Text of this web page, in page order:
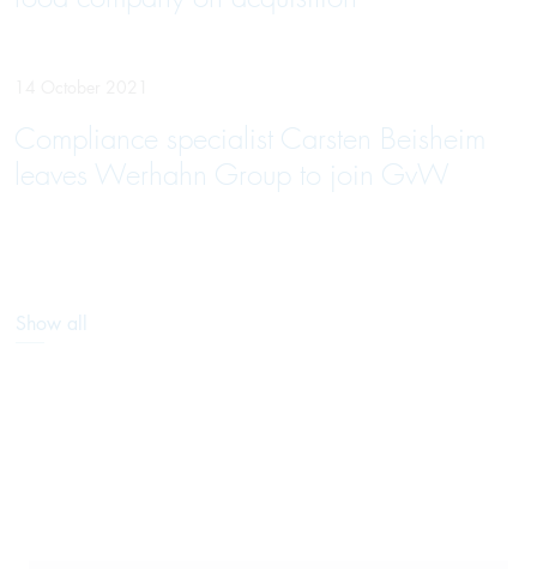
Compliance specia­list Carsten Beis­heim
leaves Wer­hahn Group to join GvW
Show all